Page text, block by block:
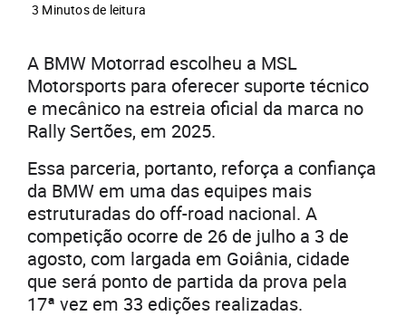
3 Minutos de leitura
A BMW Motorrad escolheu a MSL
Motorsports para oferecer suporte técnico
e mecânico na estreia oficial da marca no
Rally Sertões, em 2025.
Essa parceria, portanto, reforça a confiança
da BMW em uma das equipes mais
estruturadas do off-road nacional. A
competição ocorre de 26 de julho a 3 de
agosto, com largada em Goiânia, cidade
que será ponto de partida da prova pela
17ª vez em 33 edições realizadas.